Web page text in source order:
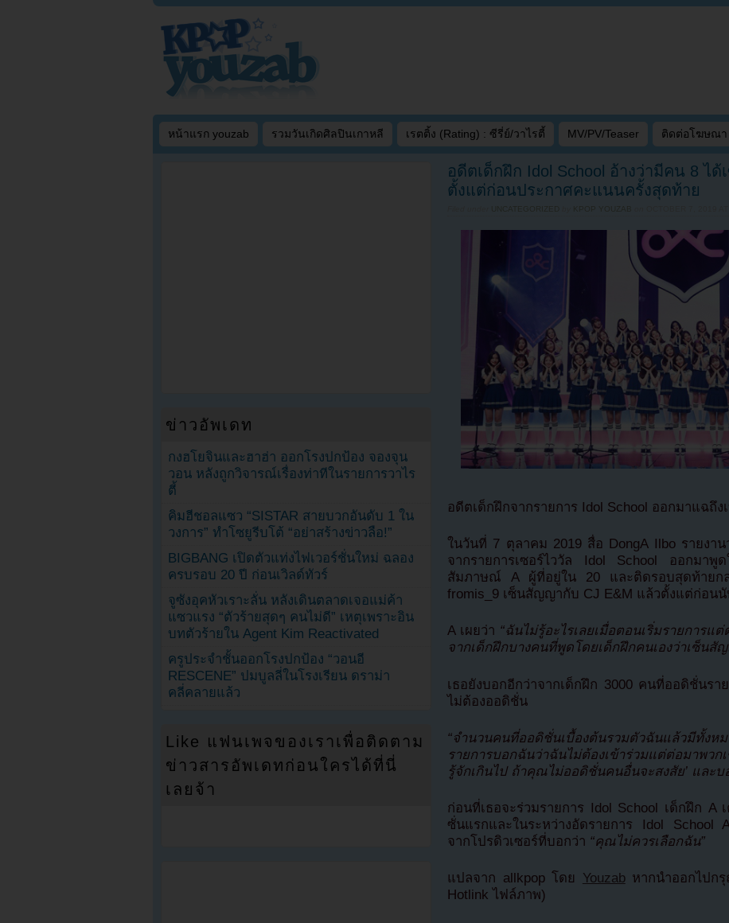
หน้าแรก youzab รวมวันเกิดศิลปินเกาหลี เรตติ้ง (Rating) : ซีรี่ย์/วาไรตี้ MV/PV/Teaser ติดต่อโฆษณา
อดีตเด็กฝึก Idol School อ้างว่ามีคน 8 ไ
ตั้งแต่ก่อนประกาศคะแนนครั้งสุดท้าย
UNCATEGORIZED KPOP YOUZAB
อดีตเด็กฝึกจากรายการ Idol School ออกมาแฉถึง
ในวันที่ 7 ตุลาคม 2019 สื่อ DongA Ilbo รายงา
จากรายการเซอร์ไววัล Idol School ออกมา
สัมภาษณ์ A ผู้ที่อยู่ใน 20 และติดรอบสุดท้าย
fromis_9 เซ็นสัญญากับ CJ E&M แล้วตั้งแต่ก่อน
A เผยว่า “ฉันไม่รู้อะไรเลยเมื่อตอนเริ่มรายการแ
จากเด็กฝึกบางคนที่พูดโดยเด็กฝึกคนเองว่าเซ็นสั
เธอยังบอกอีกว่าจากเด็กฝึก 3000 คนที่ออดิชั่นร
ไม่ต้องออดิชั่น
“จำนวนคนที่ออดิชั่นเบื้องต้นรวมตัวฉันแล้วมีทั้งห
รายการบอกฉันว่าฉันไม่ต้องเข้าร่วมแต่ต่อมาพ
รู้จักเกินไป ถ้าคุณไม่ออดิชั่นคนอื่นจะสงสัย’ และ
ก่อนที่เธอจะร่วมรายการ Idol School เด็กฝึก A
ซั่นแรกและในระหว่างอัดรายการ Idol School
จากโปรดิวเซอร์ที่บอกว่า “คุณไม่ควรเลือกฉัน”
แปลจาก allkpop โดย Youzabหากนำออกไปก
Hotlink ไฟล์ภาพ)
ข่าวอัพเดท
กงฮโยจินและฮาฮ่า ออกโรงปกป้อง จองจุน
วอน หลังถูกวิจารณ์เรื่องท่าทีในรายการวาไร
ตี้
คิมฮีชอลแซว “SISTAR สายบวกอันดับ 1 ใน
วงการ” ทำโซยูรีบโต้ “อย่าสร้างข่าวลือ!”
BIGBANG เปิดตัวแท่งไฟเวอร์ชั่นใหม่ ฉลอง
ครบรอบ 20 ปี ก่อนเวิลด์ทัวร์
จูซังอุคหัวเราะลั่น หลังเดินตลาดเจอแม่ค้า
แซวแรง “ตัวร้ายสุดๆ คนไม่ดี” เหตุเพราะอิน
บทตัวร้ายใน Agent Kim Reactivated
ครูประจำชั้นออกโรงปกป้อง “วอนอี
RESCENE” ปมบูลลี่ในโรงเรียน ดราม่า
คลี่คลายแล้ว
Like แฟนเพจของเราเพื่อติดตาม
ข่าวสารอัพเดทก่อนใครได้ที่นี่
เลยจ้า